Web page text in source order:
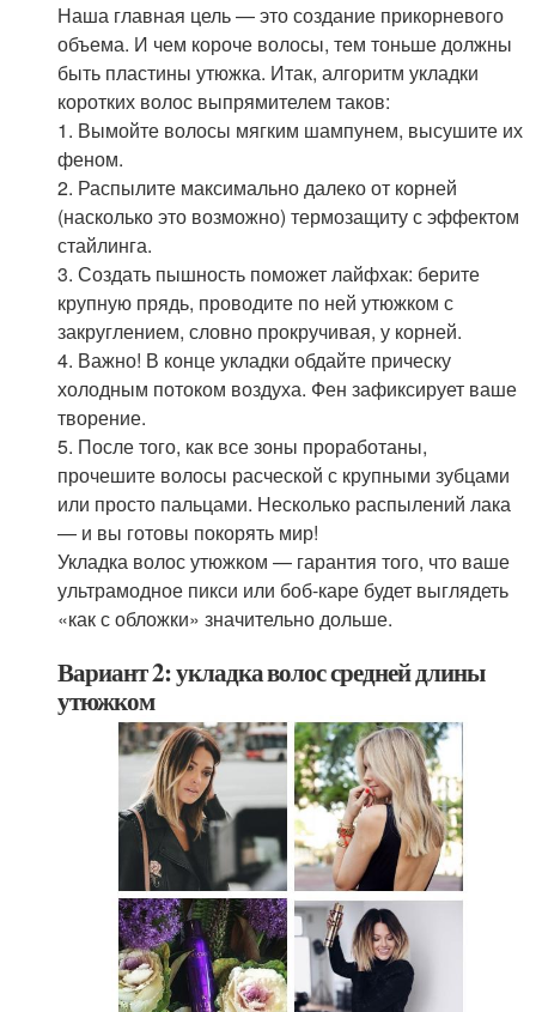
Наша главная цель — это создание прикорневого
объема. И чем короче волосы, тем тоньше должны
быть пластины утюжка. Итак, алгоритм укладки
коротких волос выпрямителем таков:
1. Вымойте волосы мягким шампунем, высушите их
феном.
2. Распылите максимально далеко от корней
(насколько это возможно) термозащиту с эффектом
стайлинга.
3. Создать пышность поможет лайфхак: берите
крупную прядь, проводите по ней утюжком с
закруглением, словно прокручивая, у корней.
4. Важно! В конце укладки обдайте прическу
холодным потоком воздуха. Фен зафиксирует ваше
творение.
5. После того, как все зоны проработаны,
прочешите волосы расческой с крупными зубцами
или просто пальцами. Несколько распылений лака
— и вы готовы покорять мир!
Укладка волос утюжком — гарантия того, что ваше
ультрамодное пикси или боб-каре будет выглядеть
«как с обложки» значительно дольше.
Вариант 2: укладка волос средней длины
утюжком